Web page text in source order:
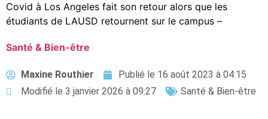
Covid à Los Angeles fait son retour alors que les
étudiants de LAUSD retournent sur le campus –
Santé & Bien-être
Maxine Routhier Publié le 16 août 2023 à 04:15
Modifié le 3 janvier 2026 à 09:27
Santé & Bien-être